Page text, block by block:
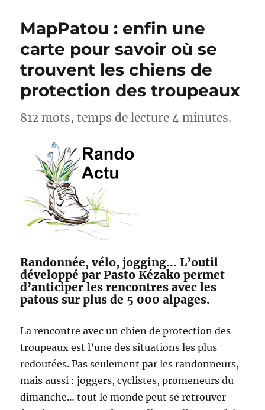
MapPatou : enfin une
carte pour savoir où se
trouvent les chiens de
protection des troupeaux
812 mots, temps de lecture 4 minutes.
Randonnée, vélo, jogging… L’outil
développé par Pasto Kézako permet
d’anticiper les rencontres avec les
patous sur plus de 5 000 alpages.
La rencontre avec un chien de protection des
troupeaux est l’une des situations les plus
redoutées. Pas seulement par les randonneurs,
mais aussi : joggers, cyclistes, promeneurs du
dimanche… tout le monde peut se retrouver